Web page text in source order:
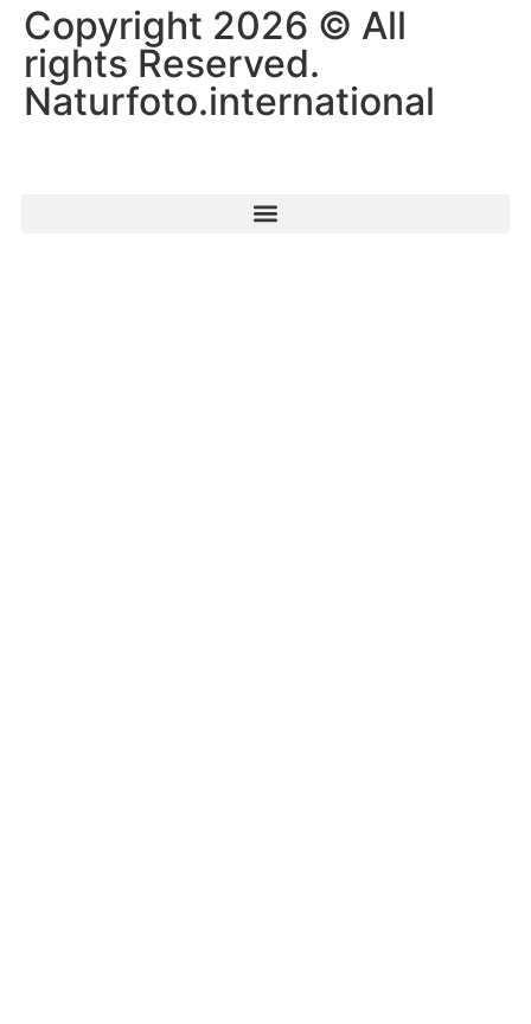
Copyright 2026 © All
rights Reserved.
Naturfoto.international